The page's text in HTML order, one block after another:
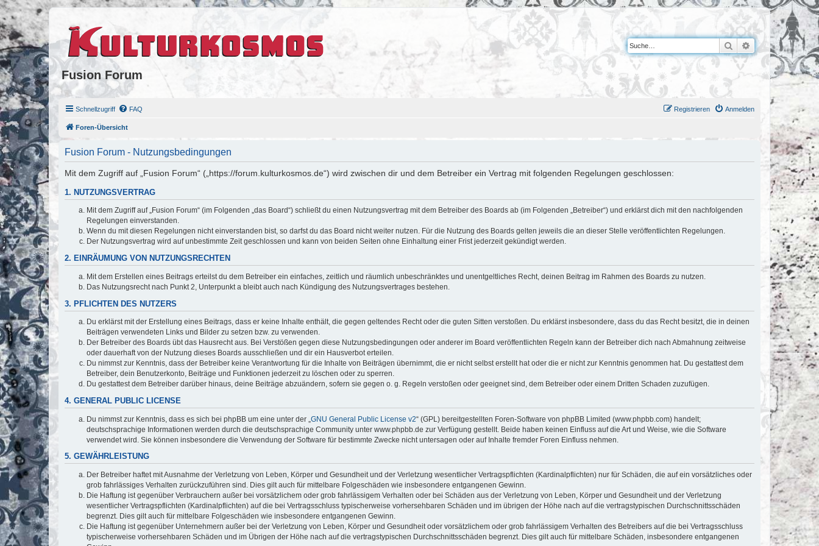
Fusion Forum
Suche Erweiterte Suche
Schnellzugriff FAQ Anmelden
Registrieren
Foren-Übersicht
Fusion Forum - Nutzungsbedingungen
Mit dem Zugriff auf „Fusion Forum“ („https://forum.kulturkosmos.de“) wird zwischen dir und dem Betreiber ein Vertrag mit folgenden Regelungen geschlossen:
1. NUTZUNGSVERTRAG
Mit dem Zugriff auf „Fusion Forum“ (im Folgenden „das Board“) schließt du einen Nutzungsvertrag mit dem Betreiber des Boards ab (im Folgenden „Betreiber“) und erklärst dich mit den nachfolgenden
Regelungen einverstanden.
Wenn du mit diesen Regelungen nicht einverstanden bist, so darfst du das Board nicht weiter nutzen. Für die Nutzung des Boards gelten jeweils die an dieser Stelle veröffentlichten Regelungen.
Der Nutzungsvertrag wird auf unbestimmte Zeit geschlossen und kann von beiden Seiten ohne Einhaltung einer Frist jederzeit gekündigt werden.
2. EINRÄUMUNG VON NUTZUNGSRECHTEN
Mit dem Erstellen eines Beitrags erteilst du dem Betreiber ein einfaches, zeitlich und räumlich unbeschränktes und unentgeltliches Recht, deinen Beitrag im Rahmen des Boards zu nutzen.
Das Nutzungsrecht nach Punkt 2, Unterpunkt a bleibt auch nach Kündigung des Nutzungsvertrages bestehen.
3. PFLICHTEN DES NUTZERS
Du erklärst mit der Erstellung eines Beitrags, dass er keine Inhalte enthält, die gegen geltendes Recht oder die guten Sitten verstoßen. Du erklärst insbesondere, dass du das Recht besitzt, die in deinen
Beiträgen verwendeten Links und Bilder zu setzen bzw. zu verwenden.
Der Betreiber des Boards übt das Hausrecht aus. Bei Verstößen gegen diese Nutzungsbedingungen oder anderer im Board veröffentlichten Regeln kann der Betreiber dich nach Abmahnung zeitweise
oder dauerhaft von der Nutzung dieses Boards ausschließen und dir ein Hausverbot erteilen.
Du nimmst zur Kenntnis, dass der Betreiber keine Verantwortung für die Inhalte von Beiträgen übernimmt, die er nicht selbst erstellt hat oder die er nicht zur Kenntnis genommen hat. Du gestattest dem
Betreiber, dein Benutzerkonto, Beiträge und Funktionen jederzeit zu löschen oder zu sperren.
Du gestattest dem Betreiber darüber hinaus, deine Beiträge abzuändern, sofern sie gegen o. g. Regeln verstoßen oder geeignet sind, dem Betreiber oder einem Dritten Schaden zuzufügen.
4. GENERAL PUBLIC LICENSE
Du nimmst zur Kenntnis, dass es sich bei phpBB um eine unter der „ GNU General Public License v2“ (GPL) bereitgestellten Foren-Software von phpBB Limited (www.phpbb.com) handelt;
deutschsprachige Informationen werden durch die deutschsprachige Community unter www.phpbb.de zur Verfügung gestellt. Beide haben keinen Einfluss auf die Art und Weise, wie die Software
verwendet wird. Sie können insbesondere die Verwendung der Software für bestimmte Zwecke nicht untersagen oder auf Inhalte fremder Foren Einfluss nehmen.
5. GEWÄHRLEISTUNG
Der Betreiber haftet mit Ausnahme der Verletzung von Leben, Körper und Gesundheit und der Verletzung wesentlicher Vertragspflichten (Kardinalpflichten) nur für Schäden, die auf ein vorsätzliches oder
grob fahrlässiges Verhalten zurückzuführen sind. Dies gilt auch für mittelbare Folgeschäden wie insbesondere entgangenen Gewinn.
Die Haftung ist gegenüber Verbrauchern außer bei vorsätzlichem oder grob fahrlässigem Verhalten oder bei Schäden aus der Verletzung von Leben, Körper und Gesundheit und der Verletzung
wesentlicher Vertragspflichten (Kardinalpflichten) auf die bei Vertragsschluss typischerweise vorhersehbaren Schäden und im übrigen der Höhe nach auf die vertragstypischen Durchschnittsschäden
begrenzt. Dies gilt auch für mittelbare Folgeschäden wie insbesondere entgangenen Gewinn.
Die Haftung ist gegenüber Unternehmern außer bei der Verletzung von Leben, Körper und Gesundheit oder vorsätzlichem oder grob fahrlässigem Verhalten des Betreibers auf die bei Vertragsschluss
typischerweise vorhersehbaren Schäden und im Übrigen der Höhe nach auf die vertragstypischen Durchschnittsschäden begrenzt. Dies gilt auch für mittelbare Schäden, insbesondere entgangenen